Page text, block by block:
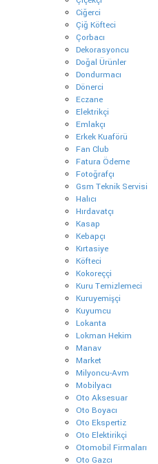
Ciğerci
Çiğ Köfteci
Çorbacı
Dekorasyoncu
Doğal Ürünler
Dondurmacı
Dönerci
Eczane
Elektrikçi
Emlakçı
Erkek Kuaförü
Fan Club
Fatura Ödeme
Fotoğrafçı
Gsm Teknik Servisi
Halıcı
Hırdavatçı
Kasap
Kebapçı
Kırtasiye
Köfteci
Kokoreççi
Kuru Temizlemeci
Kuruyemişçi
Kuyumcu
Lokanta
Lokman Hekim
Manav
Market
Milyoncu-Avm
Mobilyacı
Oto Aksesuar
Oto Boyacı
Oto Ekspertiz
Oto Elektirikçi
Otomobil Firmaları
Oto Gazcı